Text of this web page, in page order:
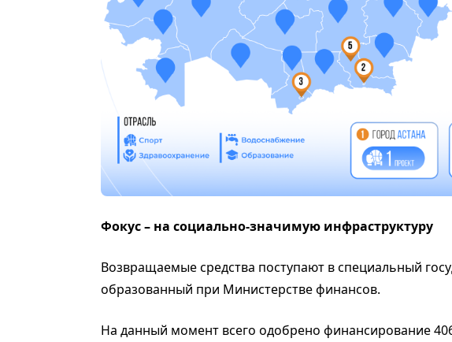
Фокус – на социально-значимую инфраструктуру
Возвращаемые средства поступают в специальный
образованный при Министерстве финансов.
На данный момент всего одобрено финансирование